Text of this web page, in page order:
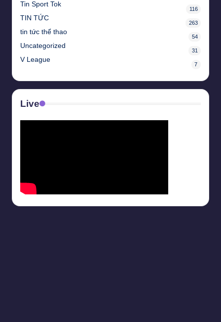
Tin Sport Tok
116
TIN TỨC
263
tin tức thể thao
54
Uncategorized
31
V League
7
Live